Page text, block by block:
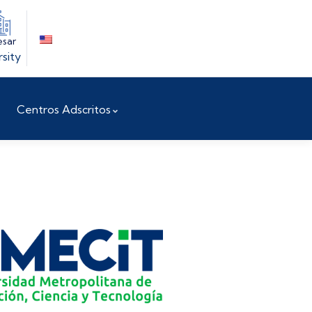
Centros Adscritos